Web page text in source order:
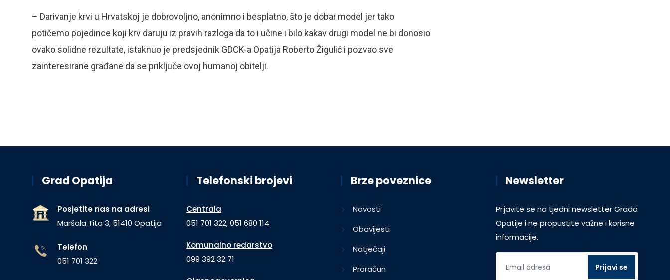
– Darivanje krvi u Hrvatskoj je dobrovoljno, anonimno i besplatno, što je dobar model jer tako
potičemo pojedince koji krv daruju iz pravih razloga da to i učine i bilo kakav drugi model ne bi donosio
ovako solidne rezultate, istaknuo je predsjednik GDCK-a Opatija Roberto Žigulić i pozvao sve
zainteresirane građane da se priključe ovoj humanoj obitelji.
Grad Opatija
Posjetite nas na adresi
Maršala Tita 3, 51410 Opatija
Telefon
051 701 322
Telefonski brojevi
Centrala
051 701 322, 051 680 114
Komunalno redarstvo
099 392 32 71
Brze poveznice
Novosti
Obavijesti
Natječaji
Proračun
Newsletter
Prijavite se na tjedni newsletter Grada
Opatije i ne propustite važne i korisne
informacije.